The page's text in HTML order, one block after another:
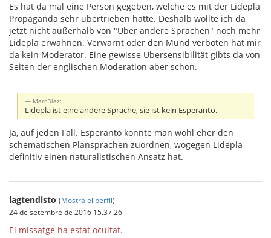
Es hat da mal eine Person gegeben, welche es mit der Lidepla
Propaganda sehr übertrieben hatte. Deshalb wollte ich da
jetzt nicht außerhalb von "Über andere Sprachen" noch mehr
Lidepla erwähnen. Verwarnt oder den Mund verboten hat mir
da kein Moderator. Eine gewisse Übersensibilität gibts da von
Seiten der englischen Moderation aber schon.
MarcDiaz:
Lidepla ist eine andere Sprache, sie ist kein Esperanto.
Ja, auf jeden Fall. Esperanto könnte man wohl eher den
schematischen Plansprachen zuordnen, wogegen Lidepla
definitiv einen naturalistischen Ansatz hat.
lagtendisto (Mostra el perfil)
24 de setembre de 2016 15.37.26
El missatge ha estat ocultat.